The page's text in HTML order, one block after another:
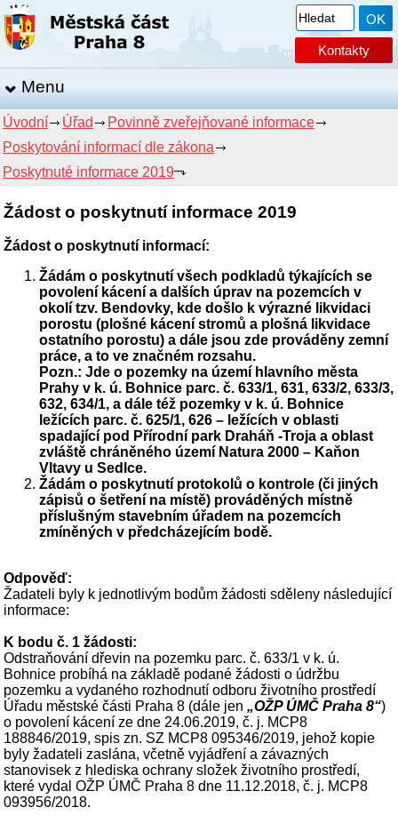
Kontakty
Menu
Úvodní Úřad
Povinně zveřejňované informace
Poskytování informací dle zákona
Poskytnuté informace 2019
Žádost o poskytnutí informace 2019
Žádost o poskytnutí informací:
Žádám o poskytnutí všech podkladů týkajících se
povolení kácení a dalších úprav na pozemcích v
okolí tzv. Bendovky, kde došlo k výrazné likvidaci
porostu (plošné kácení stromů a plošná likvidace
ostatního porostu) a dále jsou zde prováděny zemní
práce, a to ve značném rozsahu.
Pozn.: Jde o pozemky na území hlavního města
Prahy v k. ú. Bohnice parc. č. 633/1, 631, 633/2, 633/3,
632, 634/1, a dále též pozemky v k. ú. Bohnice
ležících parc. č. 625/1, 626 – ležících v oblasti
spadající pod Přírodní park Draháň -Troja a oblast
zvláště chráněného území Natura 2000 – Kaňon
Vltavy u Sedlce.
Žádám o poskytnutí protokolů o kontrole (či jiných
zápisů o šetření na místě) prováděných místně
příslušným stavebním úřadem na pozemcích
zmíněných v předcházejícím bodě.
Odpověď:
Žadateli byly k jednotlivým bodům žádosti sděleny následující
informace:
K bodu č. 1 žádosti:
Odstraňování dřevin na pozemku parc. č. 633/1 v k. ú.
Bohnice probíhá na základě podané žádosti o údržbu
pozemku a vydaného rozhodnutí odboru životního prostředí
Úřadu městské části Praha 8 (dále jen„OŽP ÚMČ Praha 8“)
o povolení kácení ze dne 24.06.2019, č. j. MCP8
188846/2019, spis zn. SZ MCP8 095346/2019, jehož kopie
byly žadateli zaslána, včetně vyjádření a závazných
stanovisek z hlediska ochrany složek životního prostředí,
které vydal OŽP ÚMČ Praha 8 dne 11.12.2018, č. j. MCP8
093956/2018.